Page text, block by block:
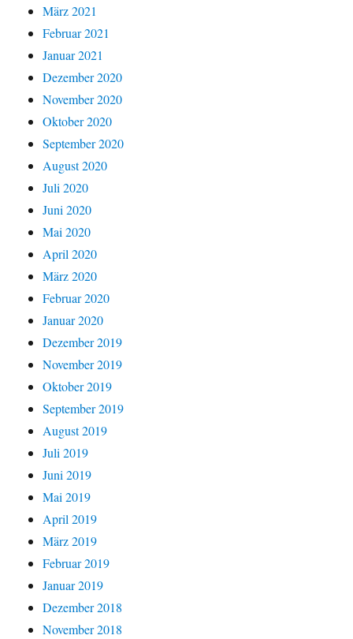
März 2021
Februar 2021
Januar 2021
Dezember 2020
November 2020
Oktober 2020
September 2020
August 2020
Juli 2020
Juni 2020
Mai 2020
April 2020
März 2020
Februar 2020
Januar 2020
Dezember 2019
November 2019
Oktober 2019
September 2019
August 2019
Juli 2019
Juni 2019
Mai 2019
April 2019
März 2019
Februar 2019
Januar 2019
Dezember 2018
November 2018